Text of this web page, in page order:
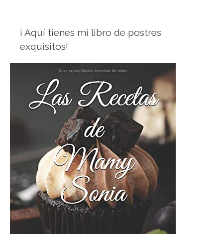
¡ Aquí tienes mi libro de postres
exquisitos!